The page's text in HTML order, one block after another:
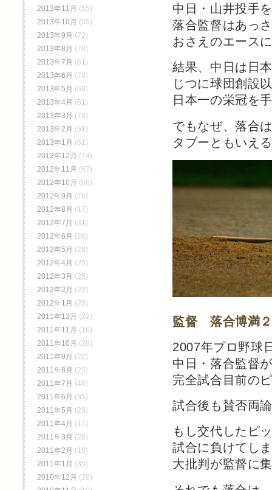
中日・山井投手
落合監督はあっ
おさえのエース
結果、中日は日
じつに球団創設
日本一の栄冠を
でもなぜ、落合
タブーともいえ
監督 落合博満
2007年プロ野球
中日・落合監督
完全試合目前の
試合後も賛否両
もし交代したピ
試合に負けてし
大批判が監督に
2013年11月 (55)
2013年10月 (55)
2013年9月 (72)
2013年8月 (70)
2013年7月 (61)
2013年6月 (78)
2013年5月 (68)
2013年4月 (61)
2013年3月 (78)
2013年2月 (61)
2013年1月 (61)
2012年12月 (74)
2012年11月 (67)
2012年10月 (66)
2012年9月 (76)
2012年8月 (17)
2012年7月 (31)
2012年6月 (26)
2012年5月 (28)
2012年4月 (25)
2012年3月 (25)
2012年2月 (20)
2012年1月 (20)
2011年12月 (22)
2011年11月 (16)
2011年10月 (28)
2011年9月 (22)
2011年8月 (25)
2011年7月 (40)
2011年6月 (35)
2011年5月 (29)
2011年4月 (17)
2011年3月 (20)
2011年2月 (19)
2011年1月 (35)
2010年12月 (26)